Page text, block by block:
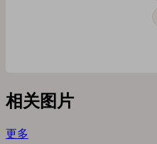
相关图片
更多